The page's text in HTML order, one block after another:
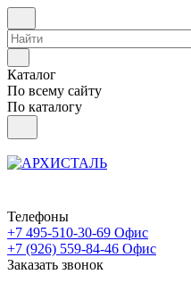
Каталог
По всему сайту
По каталогу
Телефоны
+7 495-510-30-69 Офис
+7 (926) 559-84-46 Офис
Заказать звонок